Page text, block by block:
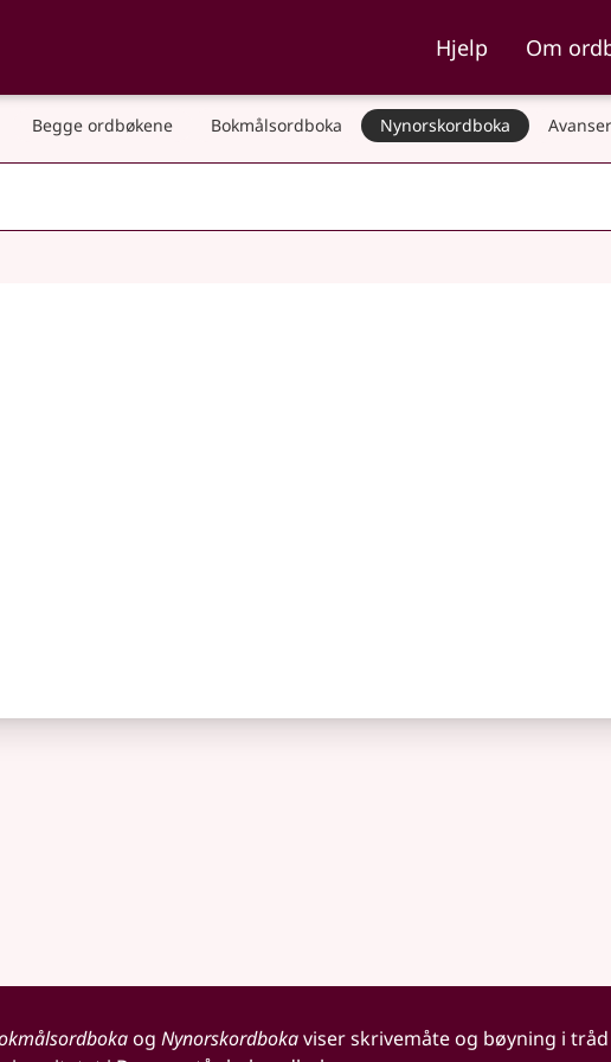
og NynorskordbokaHjelp Om
Begge ordbøkene Bokmålsordboka Nynorskordboka
og Nynorskordbokaviser skrivemåte og bøyning i